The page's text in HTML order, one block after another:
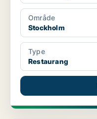
Område
Stockholm
Type
Restaurang